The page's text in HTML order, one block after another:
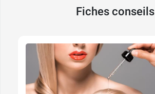
Fiches conseils